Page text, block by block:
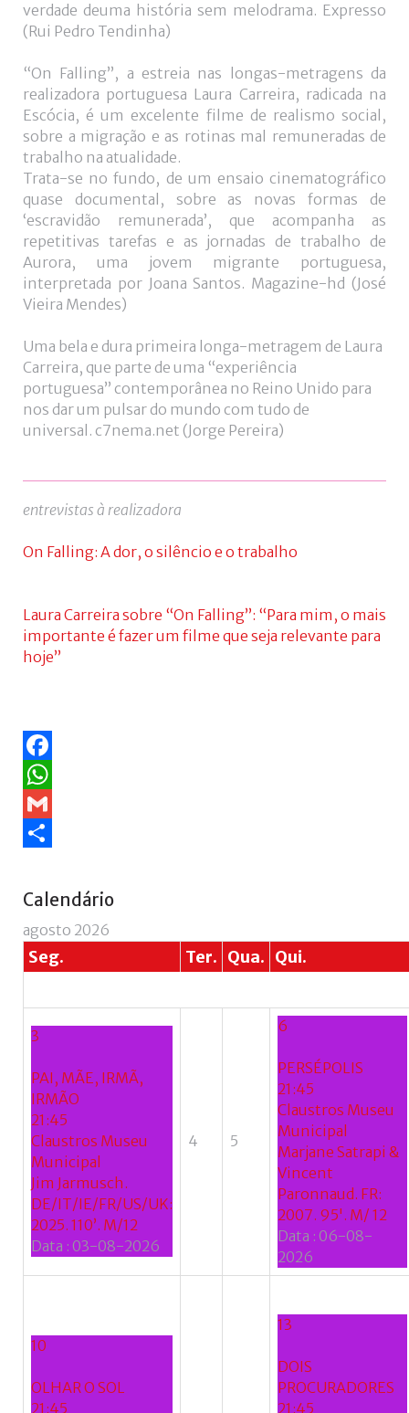
verdade deuma história sem melodrama. Expresso
(Rui Pedro Tendinha)
“On Falling”, a estreia nas longas-metragens da
realizadora portuguesa Laura Carreira, radicada na
Escócia, é um excelente filme de realismo social,
sobre a migração e as rotinas mal remuneradas de
trabalho na atualidade.
Trata-se no fundo, de um ensaio cinematográfico
quase documental, sobre as novas formas de
‘escravidão remunerada’, que acompanha as
repetitivas tarefas e as jornadas de trabalho de
Aurora, uma jovem migrante portuguesa,
interpretada por Joana Santos. Magazine-hd (José
Vieira Mendes)
Uma bela e dura primeira longa-metragem de Laura
Carreira, que parte de uma “experiência
portuguesa” contemporânea no Reino Unido para
nos dar um pulsar do mundo com tudo de
universal. c7nema.net (Jorge Pereira)
entrevistas à realizadora
On Falling: A dor, o silêncio e o trabalho
Laura Carreira sobre “On Falling”: “Para mim, o mais
importante é fazer um filme que seja relevante para
hoje”
Facebook
WhatsApp
Gmail
Calendário
Ano
anterior
Mês
anterior
Próximo
ano
Próximo
mês
agosto 2026
Seg. Ter. Qua. Qui.
3
PAI, MÃE, IRMÃ,
IRMÃO
21:45
Claustros Museu
Municipal
Jim Jarmusch.
DE/IT/IE/FR/US/UK:
2025. 110’. M/12
Data : 03-08-2026
4 5
6
PERSÉPOLIS
21:45
Claustros Museu
Municipal
Marjane Satrapi &
Vincent
Paronnaud. FR:
2007. 95'. M/ 12
Data : 06-08-
2026
10
OLHAR O SOL
21:45
13
DOIS
PROCURADORES
21:45
Facebook
with
Google